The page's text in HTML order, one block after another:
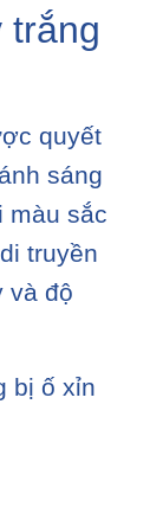
trắng
quyết
sáng
màu sắc
truyền
và độ
bị ố xỉn